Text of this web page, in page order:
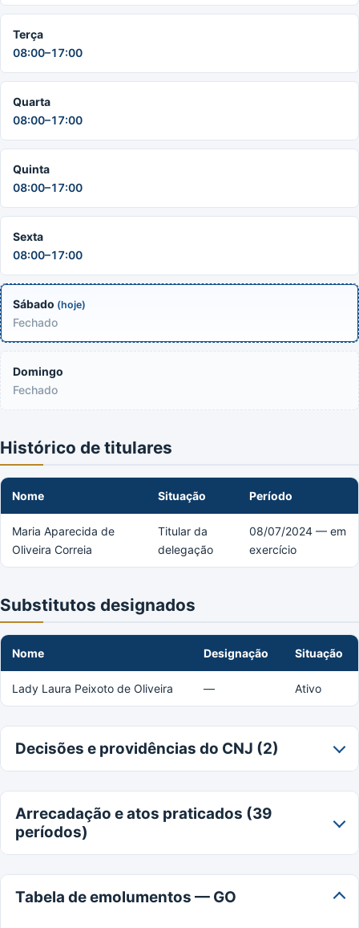
Terça
08:00–17:00
Quarta
08:00–17:00
Quinta
08:00–17:00
Sexta
08:00–17:00
Sábado (hoje)
Fechado
Domingo
Fechado
Histórico de titulares
Nome Situação Período
Maria Aparecida de
Oliveira Correia
Titular da
delegação
08/07/2024 — em
exercício
Substitutos designados
Nome Designação Situação
Lady Laura Peixoto de Oliveira — Ativo
Decisões e providências do CNJ (2)
Arrecadação e atos praticados (39
períodos)
Tabela de emolumentos — GO